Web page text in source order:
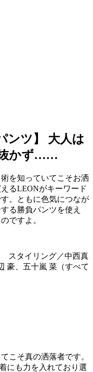
ンツ】 大人は
抜かず……
を知っていてこそお洒
るLEONがキーワード
。ともに色気につなが
る勝負パンツを使え
ですよ。
スタイリング／中西真
豪、五十嵐 菜（すべて
こそ真の洒落者です。
にも力を入れており選